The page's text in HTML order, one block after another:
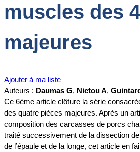
muscles des
majeures
Ajouter à ma liste
Auteurs : Daumas G, Nictou A,
Ce 6ème article clôture la série
des quatre pièces majeures. Après un
composition des carcasses de porcs
traité successivement de la dissection
de l’épaule et de la longe, cet article en